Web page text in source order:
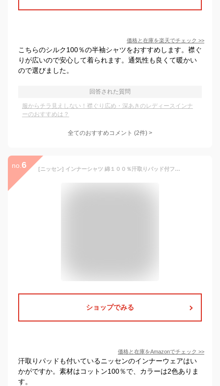
価格と在庫を楽天でチェック >>
こちらのシルク100％の半袖シャツをおすすめします。襟ぐ
りが広いので安心して着られます。通気性も良くて暖かい
ので選びました。
回答された質問
服からチラ見えしない！襟ぐり広め・深あきのレディースインナ
ーのおすすめは？
全てのおすすめコメント (2件) >
no. 6 [ニッセン] インナーシャツ 綿１００％汗取りパッド付フレンチ袖インナー２枚組 黒+杢グレー(襟ぐり狭め) M
ショップでみる
価格と在庫をAmazonでチェック >>
汗取りパッドも付いているニッセンのインナーウェアはい
かがですか。素材はコットン100％で、カラーは2色ありま
す。